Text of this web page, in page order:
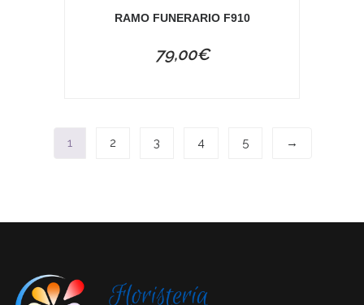
RAMO FUNERARIO F910
79,00€
1 2 3 4 5 →